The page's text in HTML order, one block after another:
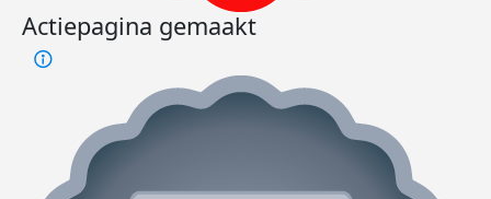
Actiepagina gemaakt